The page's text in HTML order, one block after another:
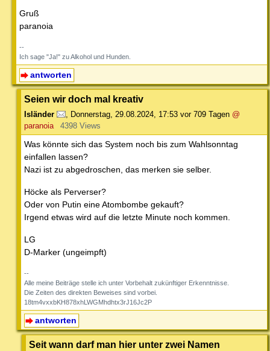
Gruß
paranoia
--
Ich sage "Ja!" zu Alkohol und Hunden.
antworten
Seien wir doch mal kreativ
Isländer , Donnerstag, 29.08.2024, 17:53 vor 709 Tagen @
paranoia
4398 Views
Was könnte sich das System noch bis zum Wahlsonntag
einfallen lassen?
Nazi ist zu abgedroschen, das merken sie selber.
Höcke als Perverser?
Oder von Putin eine Atombombe gekauft?
Irgend etwas wird auf die letzte Minute noch kommen.
LG
D-Marker (ungeimpft)
--
Alle meine Beiträge stelle ich unter Vorbehalt zukünftiger Erkenntnisse.
Die Zeiten des direkten Beweises sind vorbei.
18tm4vxxbKH878xhLWGMhdhtx3rJ16Jc2P
antworten
Seit wann darf man hier unter zwei Namen